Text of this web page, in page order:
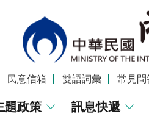
民意信箱 雙語詞彙 常見問
題政策 訊息快遞